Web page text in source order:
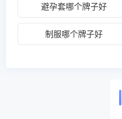
避孕套哪个牌子好
制服哪个牌子好